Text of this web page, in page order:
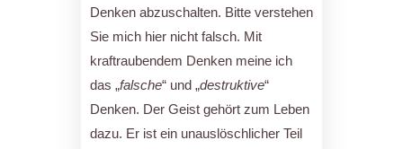
Denken abzuschalten. Bitte verstehen
Sie mich hier nicht falsch. Mit
kraftraubendem Denken meine ich
das „falsche“ und „destruktive“
Denken. Der Geist gehört zum Leben
dazu. Er ist ein unauslöschlicher Teil